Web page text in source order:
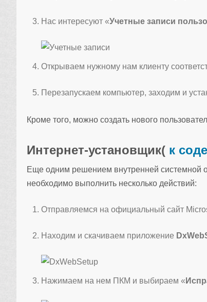
Нас интересуют «Учетные записи
Открываем нужному нам клиенту
Перезапускаем компьютер, заходим и
Кроме того, можно создать нового
Интернет-установщик( к
Еще одним решением внутренней системной
необходимо выполнить несколько действий:
Отправляемся на официальный сайт
Находим и скачиваем приложение
Нажимаем на нем ПКМ и выбираем «